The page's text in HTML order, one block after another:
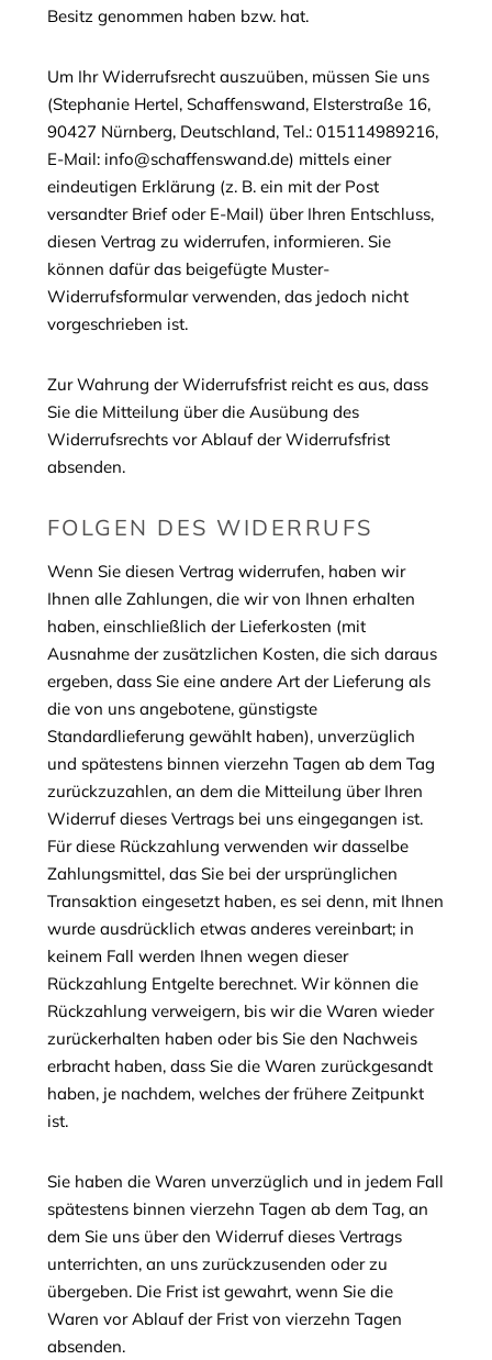
Besitz genommen haben bzw. hat.
Um Ihr Widerrufsrecht auszuüben, müssen Sie uns
(Stephanie Hertel, Schaffenswand, Elsterstraße 16,
90427 Nürnberg, Deutschland, Tel.: 015114989216,
E-Mail: info@schaffenswand.de) mittels einer
eindeutigen Erklärung (z. B. ein mit der Post
versandter Brief oder E-Mail) über Ihren Entschluss,
diesen Vertrag zu widerrufen, informieren. Sie
können dafür das beigefügte Muster-
Widerrufsformular verwenden, das jedoch nicht
vorgeschrieben ist.
Zur Wahrung der Widerrufsfrist reicht es aus, dass
Sie die Mitteilung über die Ausübung des
Widerrufsrechts vor Ablauf der Widerrufsfrist
absenden.
FOLGEN DES WIDERRUFS
Wenn Sie diesen Vertrag widerrufen, haben wir
Ihnen alle Zahlungen, die wir von Ihnen erhalten
haben, einschließlich der Lieferkosten (mit
Ausnahme der zusätzlichen Kosten, die sich daraus
ergeben, dass Sie eine andere Art der Lieferung als
die von uns angebotene, günstigste
Standardlieferung gewählt haben), unverzüglich
und spätestens binnen vierzehn Tagen ab dem Tag
zurückzuzahlen, an dem die Mitteilung über Ihren
Widerruf dieses Vertrags bei uns eingegangen ist.
Für diese Rückzahlung verwenden wir dasselbe
Zahlungsmittel, das Sie bei der ursprünglichen
Transaktion eingesetzt haben, es sei denn, mit Ihnen
wurde ausdrücklich etwas anderes vereinbart; in
keinem Fall werden Ihnen wegen dieser
Rückzahlung Entgelte berechnet. Wir können die
Rückzahlung verweigern, bis wir die Waren wieder
zurückerhalten haben oder bis Sie den Nachweis
erbracht haben, dass Sie die Waren zurückgesandt
haben, je nachdem, welches der frühere Zeitpunkt
ist.
Sie haben die Waren unverzüglich und in jedem Fall
spätestens binnen vierzehn Tagen ab dem Tag, an
dem Sie uns über den Widerruf dieses Vertrags
unterrichten, an uns zurückzusenden oder zu
übergeben. Die Frist ist gewahrt, wenn Sie die
Waren vor Ablauf der Frist von vierzehn Tagen
absenden.